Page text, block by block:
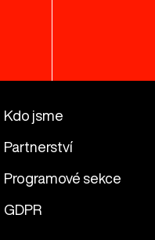
Kdo jsme
Partnerství
Programové sekce
GDPR